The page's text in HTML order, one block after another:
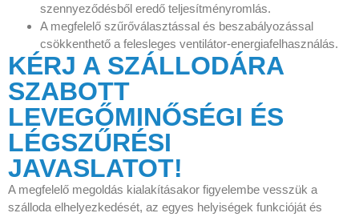
szennyeződésből eredő teljesítményromlás.
A megfelelő szűrőválasztással és beszabályozással
csökkenthető a felesleges ventilátor-energiafelhasználás.
KÉRJ A SZÁLLODÁRA
SZABOTT
LEVEGŐMINŐSÉGI ÉS
LÉGSZŰRÉSI
JAVASLATOT!
A megfelelő megoldás kialakításakor figyelembe vesszük a
szálloda elhelyezkedését, az egyes helyiségek funkcióját és